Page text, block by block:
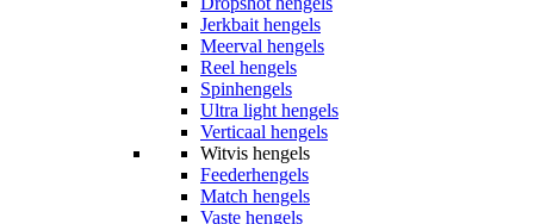
Jerkbait hengels
Meerval hengels
Reel hengels
Spinhengels
Ultra light hengels
Verticaal hengels
Witvis hengels
Feederhengels
Match hengels
Vaste hengels